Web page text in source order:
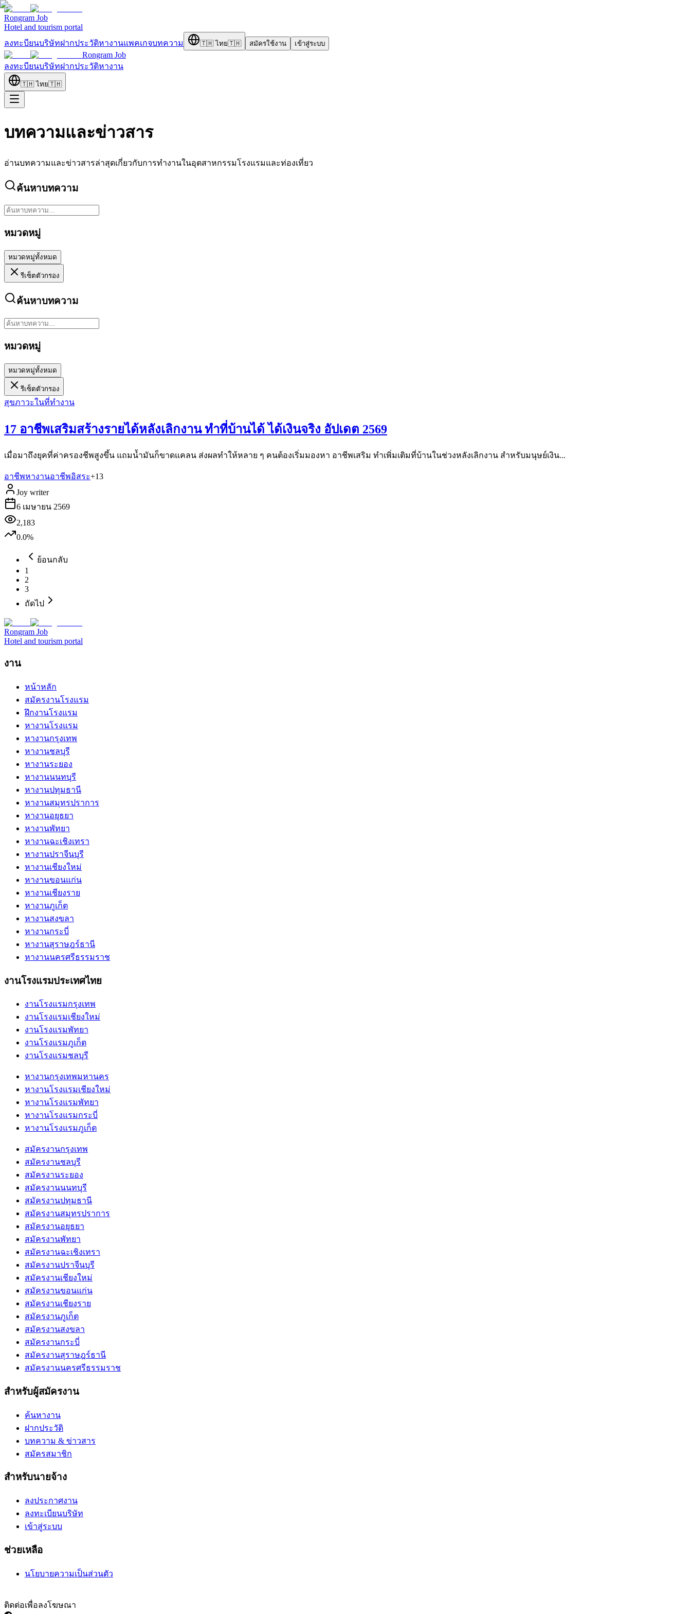
Rongram Job
Hotel and tourism portal
ลงทะบียนบริษัทฝากประวัติหางานแพคเกจบทความ 🇹🇭 ไทย🇹🇭 สมัครใช้งาน เข้าสู่ระบบ
Rongram Job
ลงทะบียนบริษัทฝากประวัติหางาน
🇹🇭 ไทย🇹🇭
บทความและข่าวสาร
อ่านบทความและข่าวสารล่าสุดเกี่ยวกับการทำงานในอุตสาหกรรมโรงแรมและท่องเที่ยว
ค้นหาบทความ
หมวดหมู่
หมวดหมู่ทั้งหมด
รีเซ็ตตัวกรอง
ค้นหาบทความ
หมวดหมู่
หมวดหมู่ทั้งหมด
รีเซ็ตตัวกรอง
สุขภาวะในที่ทำงาน
17 อาชีพเสริมสร้างรายได้หลังเลิกงาน ทำที่บ้านได้ ได้เงินจริง อัปเดต 2569
เมื่อมาถึงยุคที่ค่าครองชีพสูงขึ้น แถมน้ำมันก็ขาดแคลน ส่งผลทำให้หลาย ๆ คนต้องเริ่มมองหา อาชีพเสริม ทำเพิ่มเติมที่บ้านในช่วงหลังเลิกงาน สำหรับมนุษย์เงิน...
อาชีพหางานอาชีพอิสระ+13
Joy writer
6 เมษายน 2569
2,183
0.0%
ย้อนกลับ
1
2
3
ถัดไป
Rongram Job
Hotel and tourism portal
งาน
หน้าหลัก
สมัครงานโรงแรม
ฝึกงานโรงแรม
หางานโรงแรม
หางานกรุงเทพ
หางานชลบุรี
หางานระยอง
หางานนนทบุรี
หางานปทุมธานี
หางานสมุทรปราการ
หางานอยุธยา
หางานพัทยา
หางานฉะเชิงเทรา
หางานปราจีนบุรี
หางานเชียงใหม่
หางานขอนแก่น
หางานเชียงราย
หางานภูเก็ต
หางานสงขลา
หางานกระบี่
หางานสุราษฎร์ธานี
หางานนครศรีธรรมราช
งานโรงแรมประเทศไทย
งานโรงแรมกรุงเทพ
งานโรงแรมเชียงใหม่
งานโรงแรมพัทยา
งานโรงแรมภูเก็ต
งานโรงแรมชลบุรี
หางานกรุงเทพมหานคร
หางานโรงแรมเชียงใหม่
หางานโรงแรมพัทยา
หางานโรงแรมกระบี่
หางานโรงแรมภูเก็ต
สมัครงานกรุงเทพ
สมัครงานชลบุรี
สมัครงานระยอง
สมัครงานนนทบุรี
สมัครงานปทุมธานี
สมัครงานสมุทรปราการ
สมัครงานอยุธยา
สมัครงานพัทยา
สมัครงานฉะเชิงเทรา
สมัครงานปราจีนบุรี
สมัครงานเชียงใหม่
สมัครงานขอนแก่น
สมัครงานเชียงราย
สมัครงานภูเก็ต
สมัครงานสงขลา
สมัครงานกระบี่
สมัครงานสุราษฎร์ธานี
สมัครงานนครศรีธรรมราช
สำหรับผู้สมัครงาน
ค้นหางาน
ฝากประวัติ
บทความ & ข่าวสาร
สมัครสมาชิก
สำหรับนายจ้าง
ลงประกาศงาน
ลงทะเบียนบริษัท
เข้าสู่ระบบ
ช่วยเหลือ
นโยบายความเป็นส่วนตัว
ติดต่อเพื่อลงโฆษณา